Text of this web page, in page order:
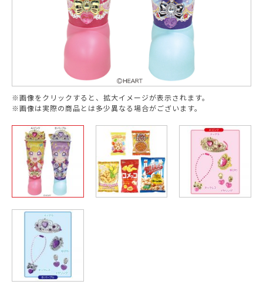
※画像をクリックすると、拡大イメージが表示されます。
※画像は実際の商品とは多少異なる場合がございます。